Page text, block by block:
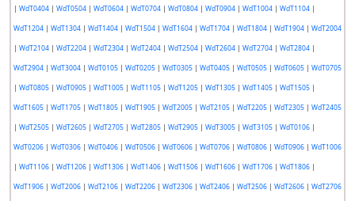
| WdT0404| WdT0504| WdT0604| WdT0704| WdT0804| WdT0904| WdT1004| WdT1104|
WdT1204| WdT1304| WdT1404| WdT1504| WdT1604| WdT1704| WdT1804| WdT1904| WdT2004
| WdT2104| WdT2204| WdT2304| WdT2404| WdT2504| WdT2604| WdT2704| WdT2804|
WdT2904| WdT3004| WdT0105| WdT0205| WdT0305| WdT0405| WdT0505| WdT0605| WdT0705
| WdT0805| WdT0905| WdT1005| WdT1105| WdT1205| WdT1305| WdT1405| WdT1505|
WdT1605| WdT1705| WdT1805| WdT1905| WdT2005| WdT2105| WdT2205| WdT2305| WdT2405
| WdT2505| WdT2605| WdT2705| WdT2805| WdT2905| WdT3005| WdT3105| WdT0106|
WdT0206| WdT0306| WdT0406| WdT0506| WdT0606| WdT0706| WdT0806| WdT0906| WdT1006
| WdT1106| WdT1206| WdT1306| WdT1406| WdT1506| WdT1606| WdT1706| WdT1806|
WdT1906| WdT2006| WdT2106| WdT2206| WdT2306| WdT2406| WdT2506| WdT2606| WdT2706